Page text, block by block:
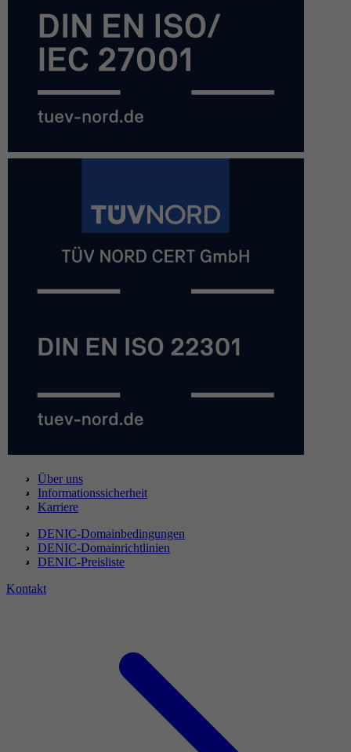
Über uns
Informationssicherheit
Karriere
DENIC-Domainbedingungen
DENIC-Domainrichtlinien
DENIC-Preisliste
Kontakt